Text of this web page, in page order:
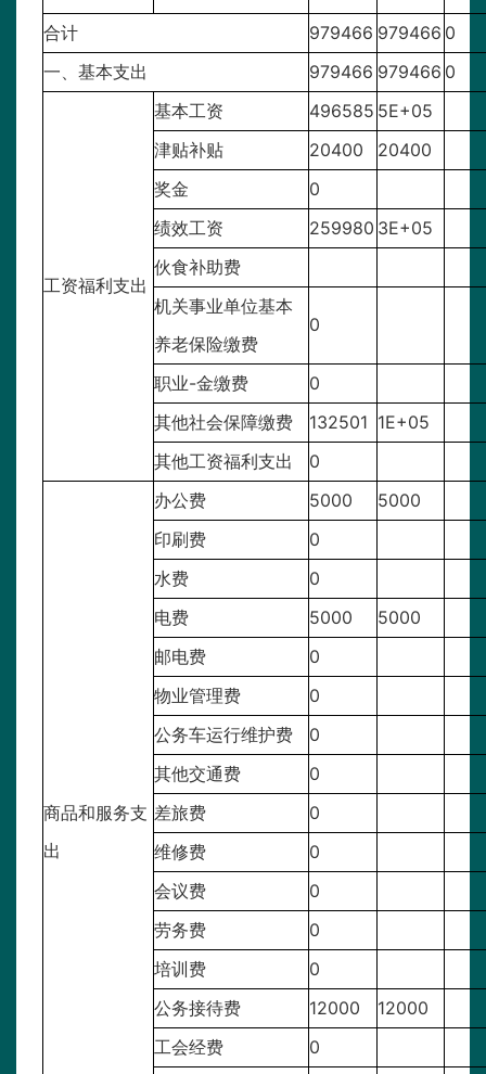
合计 979466 979466 0
一、基本支出
979466 979466 0
工资福利支出
基本工资 496585 5E+05
津贴补贴
20400
20400
奖金
0
绩效工资
259980 3E+05
伙食补助费
机关事业单位基本
养老保险缴费
0
职业-金缴费
0
其他社会保障缴费
132501 1E+05
其他工资福利支出
0
商品和服务支
出
办公费 5000
5000
印刷费
0
水费
0
电费
5000
5000
邮电费
0
物业管理费
0
公务车运行维护费
0
其他交通费
0
差旅费
0
维修费
0
会议费
0
劳务费
0
培训费
0
公务接待费
12000
12000
工会经费
0